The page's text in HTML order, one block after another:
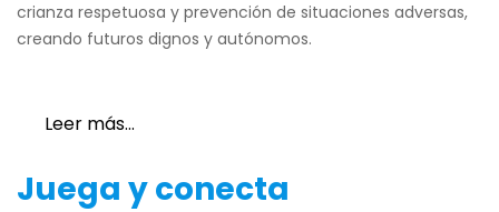
crianza respetuosa y prevención de situaciones adversas,
creando futuros dignos y autónomos.
Leer más…
Juega y conecta